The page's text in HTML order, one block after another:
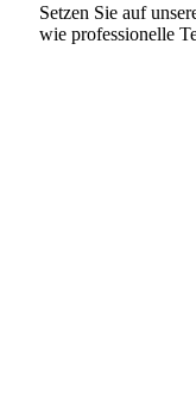
Setzen Sie auf
wie professionelle